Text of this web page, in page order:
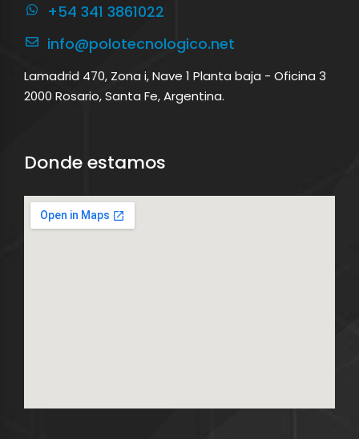
+54 341 3861022
info@polotecnologico.net
Lamadrid 470, Zona i, Nave 1 Planta baja - Oficina 3
2000 Rosario, Santa Fe, Argentina.
Donde estamos